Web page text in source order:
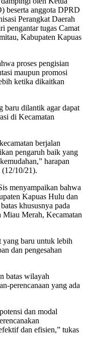
beserta anggota DPRD
Perangkat Daerah
pengantar tugas Camat
Kabupaten Kapuas
proses pengisian
maupun promosi
ketika dikaitkan
baru dilantik agar dapat
di Kecamatan
berjalan
pengaruh baik yang
harapan
(12/10/21).
menyampaikan bahwa
Kapuas Hulu dan
khususnya pada
Merah, Kecamatan
yang baru untuk lebih
dan pengesahan
batas wilayah
perencanaan yang ada
dan modal
dan efisien,” tukas